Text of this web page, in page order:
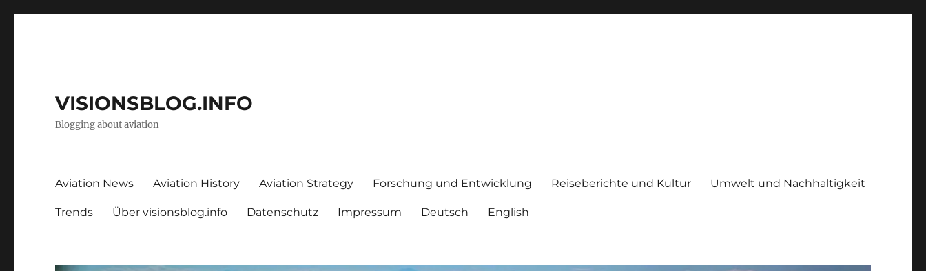
VISIONSBLOG.INFO
Blogging about aviation
Aviation News Aviation History Aviation Strategy Forschung und Entwicklung Reiseberichte und Kultur Umwelt und Nachhaltigkeit
Trends Über visionsblog.info Datenschutz Impressum Deutsch English